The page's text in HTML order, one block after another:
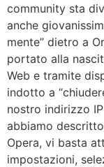
community sta
anche
mente” dietro a
portato alla
Web e tramite
indotto a
nostro indirizzo
abbiamo
Opera, vi basta
impostazioni,